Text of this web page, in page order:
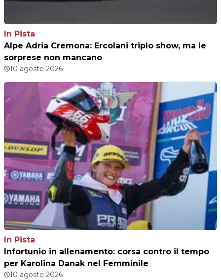
In Pista
Alpe Adria Cremona: Ercolani triplo show, ma le
sorprese non mancano
10 agosto 2026
In Pista
Infortunio in allenamento: corsa contro il tempo
per Karolina Danak nel Femminile
10 agosto 2026